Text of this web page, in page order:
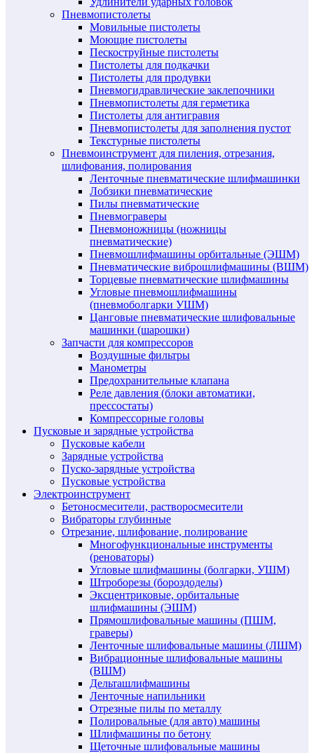
Пневмопистолеты
Мовильные пистолеты
Моющие пистолеты
Пескоструйные пистолеты
Пистолеты для подкачки
Пистолеты для продувки
Пневмогидравлические заклепочники
Пневмопистолеты для герметика
Пистолеты для антигравия
Пневмопистолеты для заполнения пустот
Текстурные пистолеты
Пневмоинструмент для пиления, отрезания,
шлифования, полирования
Ленточные пневматические шлифмашинки
Лобзики пневматические
Пилы пневматические
Пневмограверы
Пневмоножницы (ножницы
пневматические)
Пневмошлифмашины орбитальные (ЭШМ)
Пневматические виброшлифмашины (ВШМ)
Торцевые пневматические шлифмашины
Угловые пневмошлифмашины
(пневмоболгарки УШМ)
Цанговые пневматические шлифовальные
машинки (шарошки)
Запчасти для компрессоров
Воздушные фильтры
Манометры
Предохранительные клапана
Реле давления (блоки автоматики,
прессостаты)
Компрессорные головы
Пусковые и зарядные устройства
Пусковые кабели
Зарядные устройства
Пуско-зарядные устройства
Пусковые устройства
Электроинструмент
Бетоносмесители, растворосмесители
Вибраторы глубинные
Отрезание, шлифование, полирование
Многофункциональные инструменты
(реноваторы)
Угловые шлифмашины (болгарки, УШМ)
Штроборезы (бороздоделы)
Эксцентриковые, орбитальные
шлифмашины (ЭШМ)
Прямошлифовальные машины (ПШМ,
граверы)
Ленточные шлифовальные машины (ЛШМ)
Вибрационные шлифовальные машины
(ВШМ)
Дельташлифмашины
Ленточные напильники
Отрезные пилы по металлу
Полировальные (для авто) машины
Шлифмашины по бетону
Щеточные шлифовальные машины